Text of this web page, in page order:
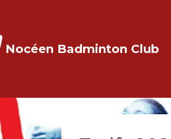
Nocéen Badminton Club